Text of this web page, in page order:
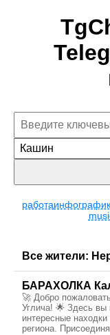
Кашин
работа
Все жители:
БАРАХОЛКА
🚀 Добро
Углича! 🌟 Здесь вы
интересные
региона.